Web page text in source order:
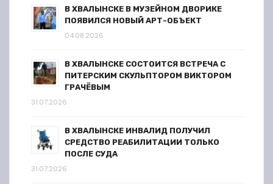
В ХВАЛЫНСКЕ В МУЗЕЙНОМ ДВОРИКЕ
ПОЯВИЛСЯ НОВЫЙ АРТ-ОБЪЕКТ
04.08.2026
В ХВАЛЫНСКЕ СОСТОИТСЯ ВСТРЕЧА С
ПИТЕРСКИМ СКУЛЬПТОРОМ ВИКТОРОМ
ГРАЧЁВЫМ
31.07.2026
В ХВАЛЫНСКЕ ИНВАЛИД ПОЛУЧИЛ
СРЕДСТВО РЕАБИЛИТАЦИИ ТОЛЬКО
ПОСЛЕ СУДА
31.07.2026